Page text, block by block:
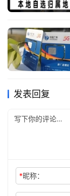
发表回复
*昵称：